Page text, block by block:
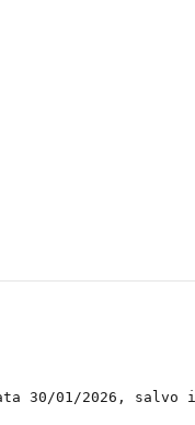
30/01/2026, salvo